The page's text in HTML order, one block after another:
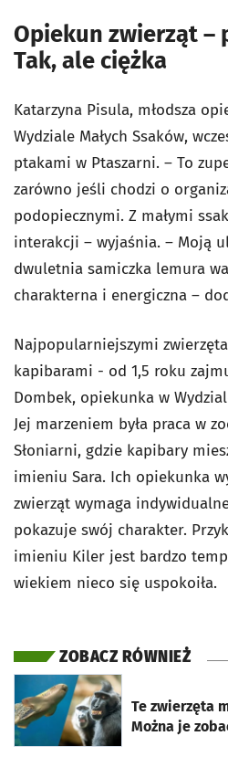
Opiekun zwierząt –
Tak, ale ciężka
Katarzyna Pisula, młodsza
Wydziale Małych Ssaków,
ptakami w Ptaszarni. – To
zarówno jeśli chodzi o
podopiecznymi. Z małymi
interakcji – wyjaśnia. – Moją
dwuletnia samiczka lemura
charakterna i energiczna –
Najpopularniejszymi
kapibarami - od 1,5 roku
Dombek, opiekunka w
Jej marzeniem była praca w
Słoniarni, gdzie kapibary
imieniu Sara. Ich opiekunka
zwierząt wymaga
pokazuje swój charakter.
imieniu Kiler jest bardzo
wiekiem nieco się uspokoiła.
ZOBACZ RÓWNIEŻ
Te zwierzęta
Można je
otworzy się w nowej karcie